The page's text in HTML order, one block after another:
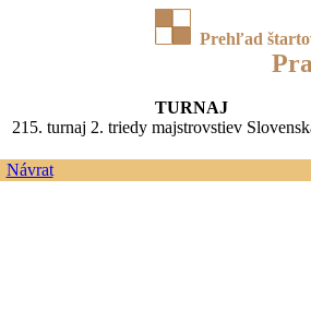
Prehľad
TURNAJ
215. turnaj 2. triedy majstrovstiev
Návrat